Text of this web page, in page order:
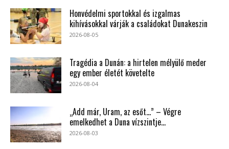
Honvédelmi sportokkal és izgalmas
kihívásokkal várják a családokat Dunakeszin
2026-08-05
Tragédia a Dunán: a hirtelen mélyülő meder
egy ember életét követelte
2026-08-04
„Add már, Uram, az esőt…” – Végre
emelkedhet a Duna vízszintje...
2026-08-03